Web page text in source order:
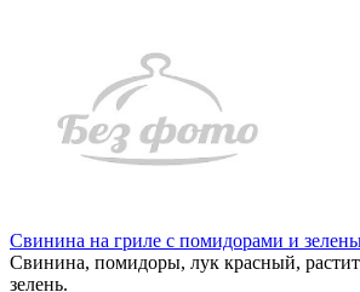
Свинина на гриле с помидорами и
Свинина, помидоры, лук красный,
зелень.